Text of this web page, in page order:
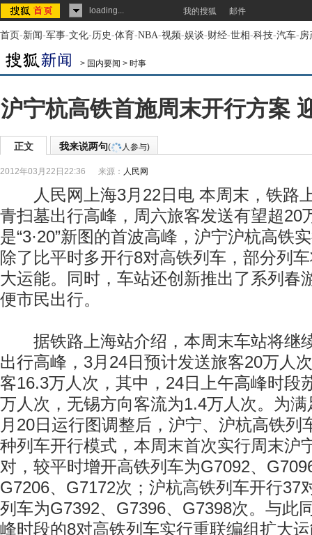
loading... 我的搜狐 邮件
首页-新闻-军事-文化-历史-体育-NBA-视频-娱谈-财经-世相-科技-汽车-房
> 国内要闻 > 时事
沪宁杭高铁首施周末开行方案
正文 我来说两句( 人参与)
2012年03月22日22:36 来源： 人民网
人民网上海3月22日电 本周末，铁路
青扫墓出行高峰，周六旅客发送有望超20
是“3·20”新图的首波高峰，沪宁沪杭高铁
除了比平时多开行8对高铁列车，部分列
大运能。同时，车站还创新推出了系列春
便市民出行。
据铁路上海站介绍，本周末车站将继
出行高峰，3月24日预计发送旅客20万人
客16.3万人次，其中，24日上午高峰时段
万人次，无锡方向客流为1.4万人次。为
月20日运行图调整后，沪宁、沪杭高铁列
种列车开行模式，本周末首次实行周末沪
对，较平时增开高铁列车为G7092、
G7206、G7172次；沪杭高铁列车开行37
列车为G7392、G7396、G7398次。与此
峰时段的8对高铁列车实行重联编组扩大